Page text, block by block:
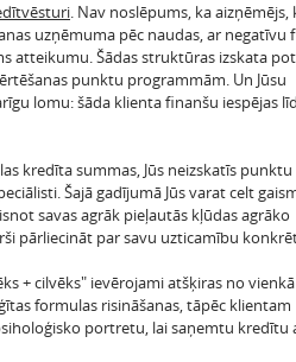
. Nav noslēpums, ka aizņēmējs,
uzņēmuma pēc naudas, ar negatīvu
atteikumu. Šādas struktūras izskata
punktu programmām. Un Jūsu
lomu: šāda klienta finanšu iespējas
kredīta summas, Jūs neizskatīs punktu
Šajā gadījumā Jūs varat celt
savas agrāk pieļautās kļūdas agrāko
pārliecināt par savu uzticamību
+ cilvēks" ievērojami atšķiras no
formulas risināšanas, tāpēc klientam
portretu, lai saņemtu kredītu